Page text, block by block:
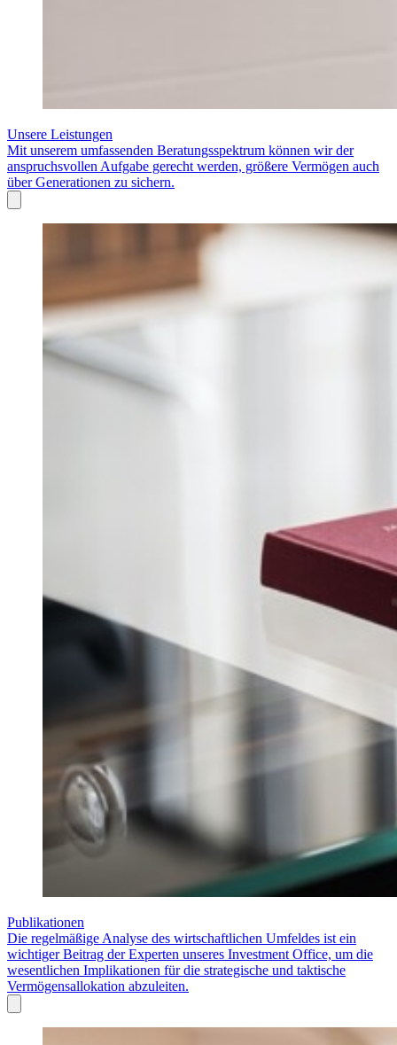
Unsere Leistungen
Mit unserem umfassenden Beratungsspektrum können wir der
anspruchsvollen Aufgabe gerecht werden, größere Vermögen auch
über Generationen zu sichern.
Publikationen
Die regelmäßige Analyse des wirtschaftlichen Umfeldes ist ein
wichtiger Beitrag der Experten unseres Investment Office, um die
wesentlichen Implikationen für die strategische und taktische
Vermögensallokation abzuleiten.